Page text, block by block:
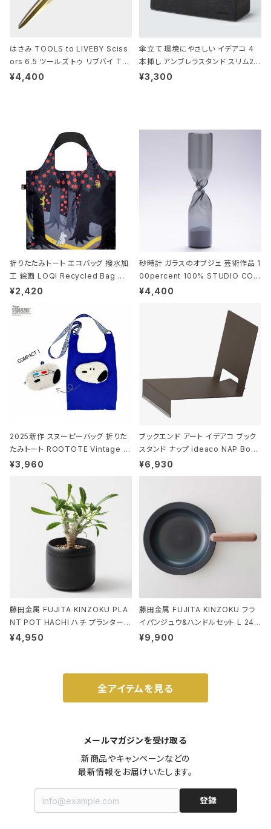
はさみ TOOLS to LIVEBY Sciss
ors 6.5 ツールズ トゥ リブバイ TL
010 シザーズ 6.5 ゴールド
¥4,400
傘立て 環境にやさしい イデアコ 4
本挿し アンブレラスタンド スリム2 i
deaco Umbrella Stand slim2 s
¥3,300
折りたたみトート エコバッグ 撥水加
工 絵画 LOQI Recycled Bag ロ
ーキー 大きめ トートバッグ MOOMI
¥2,420
砂時計 ガラスのオブジェ 芸術作品 1
00percent 100% STUDIO COH
AKU Timeless 100パーセント ス
¥4,400
2025新作 スヌーピーバッグ 折りた
たみトート ROOTOTE Vintage P
EANUTS ROO-shopper mid 84
ド.ピーナッツ-0P 3Dグラス
¥3,960
ブックエンド アート イデアコ ブック
スタンド ナップ ideaco NAP Book
stand ブラウン
¥6,930
藤田金属 FUJITA KINZOKU PLA
NT POT HACHI ハチ プランターポ
ット 3号 ブラック
¥4,950
藤田金属 FUJITA KINZOKU フラ
イパンジュウ&ハンドルセット L 24c
m ガス火・IH対応 鉄フライパン ウォ
¥9,900
全アイテムを見る
メールマガジンを受け取る
新商品やキャンペーンなどの
最新情報をお届けいたします。
登録